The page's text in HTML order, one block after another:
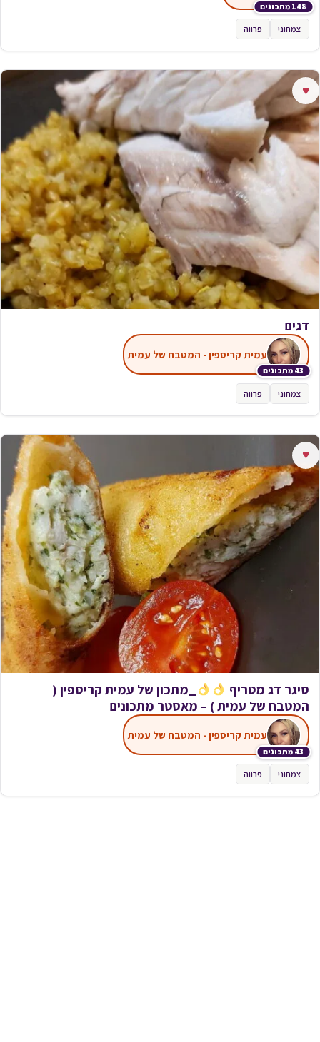
148 מתכונים
צמחוני פרווה
♥
דגים
43 מתכונים
עמית קריספין - המטבח של עמית
צמחוני פרווה
♥
סיגר דג מטריף
_מתכון של עמית קריספין (
המטבח של עמית ) – מאסטר מתכונים
43 מתכונים
עמית קריספין - המטבח של עמית
צמחוני פרווה